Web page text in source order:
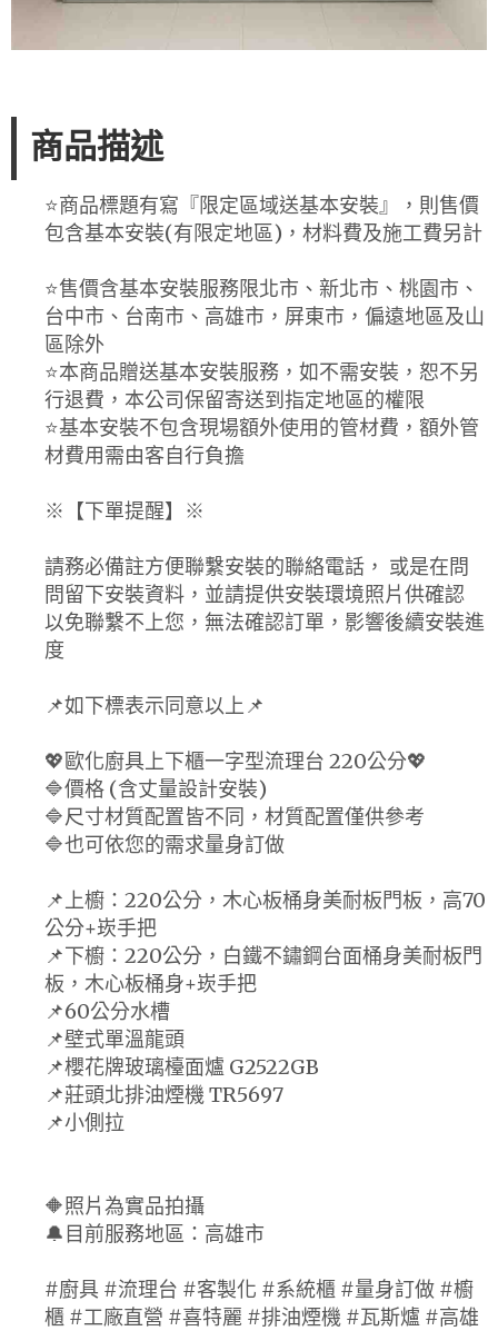
商品描述
⭐️商品標題有寫『限定區域送基本安裝』，則售價
包含基本安裝(有限定地區)，材料費及施工費另計
⭐️售價含基本安裝服務限北市、新北市、桃園市、
台中市、台南市、高雄市，屏東市，偏遠地區及山
區除外
⭐️本商品贈送基本安裝服務，如不需安裝，恕不另
行退費，本公司保留寄送到指定地區的權限
⭐️基本安裝不包含現場額外使用的管材費，額外管
材費用需由客自行負擔
※【下單提醒】※
請務必備註方便聯繫安裝的聯絡電話， 或是在問
問留下安裝資料，並請提供安裝環境照片供確認
以免聯繫不上您，無法確認訂單，影響後續安裝進
度
📌如下標表示同意以上📌
💖歐化廚具上下櫃一字型流理台 220公分💖
🔷價格 (含丈量設計安裝)
🔷尺寸材質配置皆不同，材質配置僅供參考
🔷也可依您的需求量身訂做
📌上櫥：220公分，木心板桶身美耐板門板，高70
公分+崁手把
📌下櫥：220公分，白鐵不鏽鋼台面桶身美耐板門
板，木心板桶身+崁手把
📌60公分水槽
📌壁式單溫龍頭
📌櫻花牌玻璃檯面爐 G2522GB
📌莊頭北排油煙機 TR5697
📌小側拉
🔶照片為實品拍攝
🔔目前服務地區：高雄市
#廚具 #流理台 #客製化 #系統櫃 #量身訂做 #櫥
櫃 #工廠直營 #喜特麗 #排油煙機 #瓦斯爐 #高雄